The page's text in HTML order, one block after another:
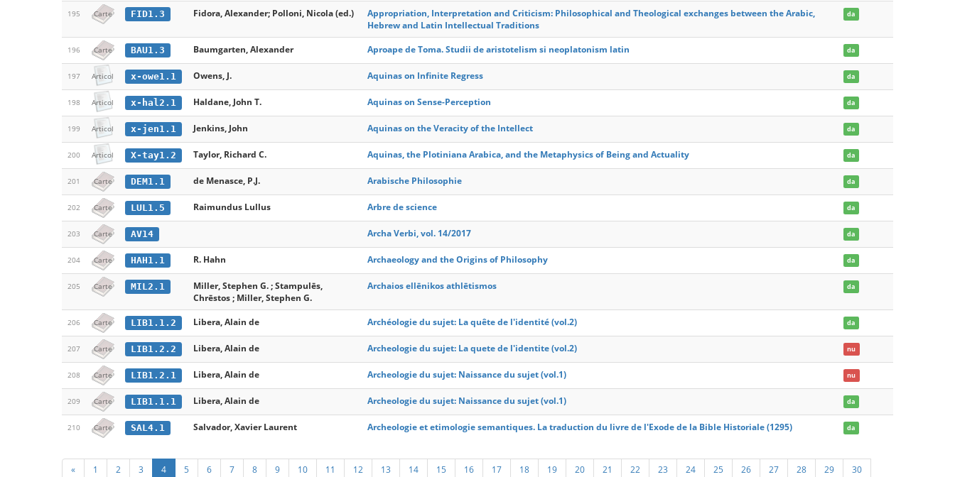
195 Carte FID1.3 Fidora, Alexander; Polloni, Nicola (ed.)
Appropriation, Interpretation and Criticism: Philosophical and Theological exchanges between the Arabic,
Hebrew and Latin Intellectual Traditions
da
196 Carte BAU1.3 Baumgarten, Alexander Aproape de Toma. Studii de aristotelism si neoplatonism latin da
197 Articol x-owe1.1 Owens, J. Aquinas on Infinite Regress da
198 Articol x-hal2.1 Haldane, John T. Aquinas on Sense-Perception da
199 Articol x-jen1.1 Jenkins, John Aquinas on the Veracity of the Intellect da
200 Articol X-tay1.2 Taylor, Richard C. Aquinas, the Plotiniana Arabica, and the Metaphysics of Being and Actuality da
201 Carte DEM1.1 de Menasce, P.J. Arabische Philosophie da
202 Carte LUL1.5 Raimundus Lullus Arbre de science da
203 Carte AV14 Archa Verbi, vol. 14/2017 da
204 Carte HAH1.1 R. Hahn Archaeology and the Origins of Philosophy da
205 Carte MIL2.1
Miller, Stephen G. ; Stampulēs,
Chrēstos ; Miller, Stephen G.
Archaios ellēnikos athlētismos da
206 Carte LIB1.1.2 Libera, Alain de Archéologie du sujet: La quête de l'identité (vol.2) da
207 Carte LIB1.2.2 Libera, Alain de Archeologie du sujet: La quete de l'identite (vol.2) nu
208 Carte LIB1.2.1 Libera, Alain de Archeologie du sujet: Naissance du sujet (vol.1) nu
209 Carte LIB1.1.1 Libera, Alain de Archeologie du sujet: Naissance du sujet (vol.1) da
210 Carte SAL4.1 Salvador, Xavier Laurent Archeologie et etimologie semantiques. La traduction du livre de l'Exode de la Bible Historiale (1295) da
« 1 2 3 4 5 6 7 8 9 10 11 12 13 14 15 16 17 18 19 20 21 22 23 24 25 26 27 28 29 30